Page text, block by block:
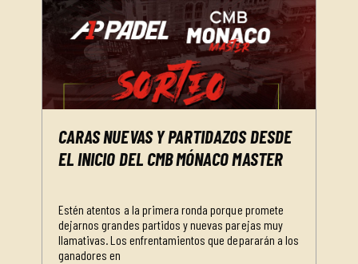
CARAS NUEVAS Y PARTIDAZOS DESDE
EL INICIO DEL CMB MÓNACO MASTER
Estén atentos a la primera ronda porque promete
dejarnos grandes partidos y nuevas parejas muy
llamativas. Los enfrentamientos que depararán a los
ganadores en